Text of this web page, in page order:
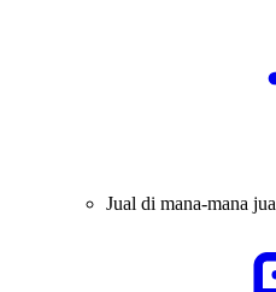
Jual di mana-mana jua